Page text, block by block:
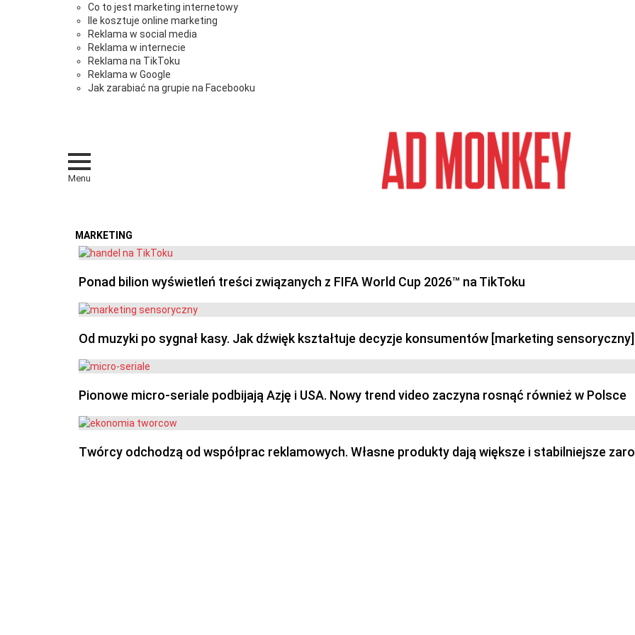
Co to jest marketing internetowy
Ile kosztuje online marketing
Reklama w social media
Reklama w internecie
Reklama na TikToku
Reklama w Google
Jak zarabiać na grupie na Facebooku
Menu
MARKETING
OSTATNIE
Ponad bilion wyświetleń treści związanych z FIFA World Cup 2026™ na TikToku
Od muzyki po sygnał kasy. Jak dźwięk kształtuje decyzje konsumentów [marketing sensoryczny]
Pionowe micro-seriale podbijają Azję i USA. Nowy trend video zaczyna rosnąć również w Polsce
Twórcy odchodzą od współprac reklamowych. Własne produkty dają większe i stabilniejsze